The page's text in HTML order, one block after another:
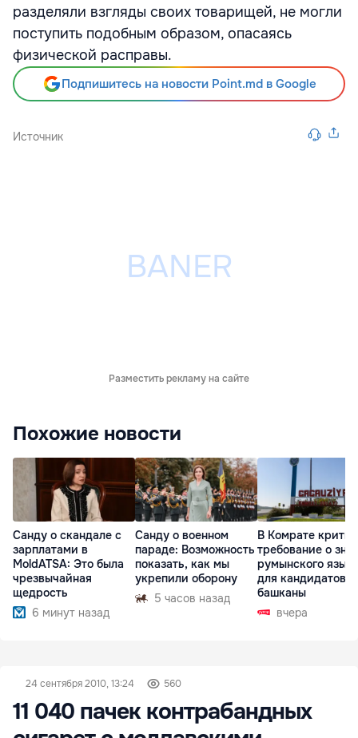
разделяли взгляды своих товарищей, не могли
поступить подобным образом, опасаясь
физической расправы.
Подпишитесь на новости Point.md в Google
Источник
Разместить рекламу на сайте
Похожие новости
Санду о скандале с
зарплатами в
MoldATSA: Это была
чрезвычайная
щедрость
6 минут назад
Санду о военном
параде: Возможность
показать, как мы
укрепили оборону
5 часов назад
В Комрате
требование о
румынского
для кандидатов в
башканы
вчера
24 сентября 2010, 13:24 560
11 040 пачек контрабандных